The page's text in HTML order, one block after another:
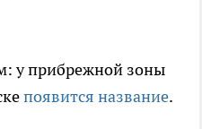
у прибрежной зоны
появится название.